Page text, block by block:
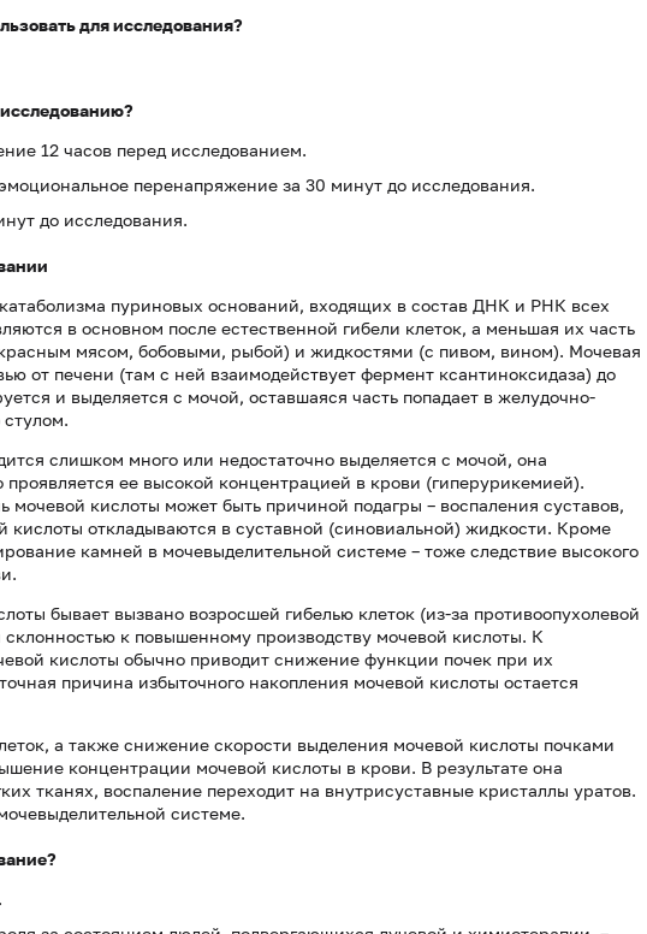
для исследования?
12 часов перед исследованием.
перенапряжение за 30 минут до исследования.
до исследования.
пуриновых оснований, входящих в состав ДНК и РНК всех
в основном после естественной гибели клеток, а меньшая их часть
мясом, бобовыми, рыбой) и жидкостями (с пивом, вином). Мочевая
от печени (там с ней взаимодействует фермент ксантиноксидаза) до
и выделяется с мочой, оставшаяся часть попадает в желудочно-
слишком много или недостаточно выделяется с мочой, она
проявляется ее высокой концентрацией в крови (гиперурикемией).
кислоты может быть причиной подагры – воспаления суставов,
кислоты откладываются в суставной (синовиальной) жидкости. Кроме
камней в мочевыделительной системе – тоже следствие высокого
бывает вызвано возросшей гибелью клеток (из-за противоопухолевой
к повышенному производству мочевой кислоты. К
кислоты обычно приводит снижение функции почек при их
причина избыточного накопления мочевой кислоты остается
а также снижение скорости выделения мочевой кислоты почками
концентрации мочевой кислоты в крови. В результате она
тканях, воспаление переходит на внутрисуставные кристаллы уратов.
системе.